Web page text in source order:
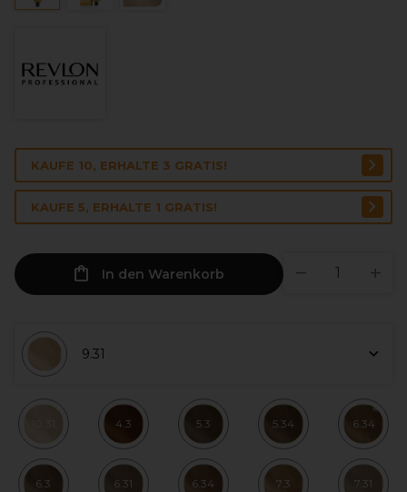
KAUFE 10, ERHALTE 3 GRATIS!
KAUFE 5, ERHALTE 1 GRATIS!
In den Warenkorb
9.31
4.3 5.3 5.34 6.34
6.3 6.31 6.34 7.3 7.31